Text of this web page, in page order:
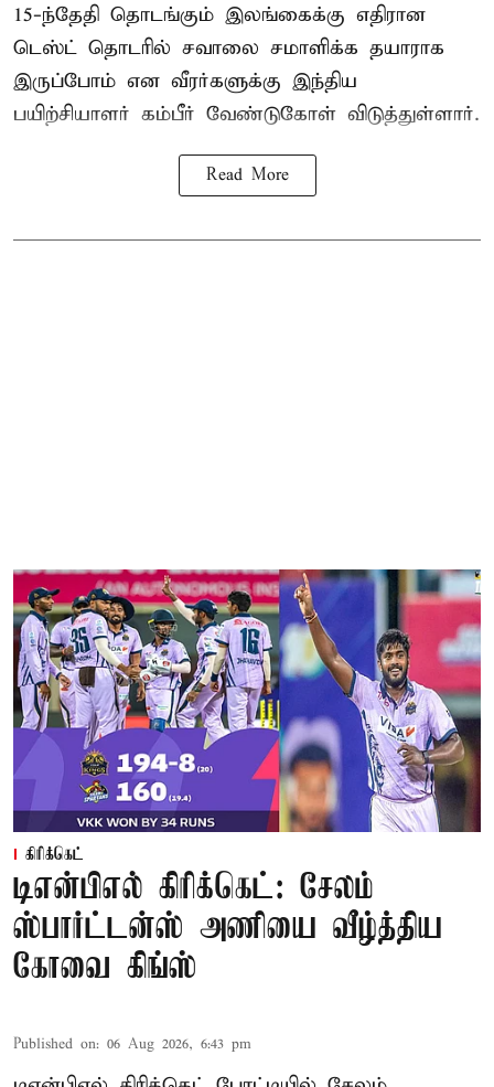
15-ந்தேதி தொடங்கும் இலங்கைக்கு எதிரான
டெஸ்ட் தொடரில் சவாலை சமாளிக்க தயாராக
இருப்போம் என வீரர்களுக்கு இந்திய
பயிற்சியாளர் கம்பீர் வேண்டுகோள் விடுத்துள்ளார்.
Read More
கிரிக்கெட்
டிஎன்பிஎல் கிரிக்கெட்: சேலம்
ஸ்பார்ட்டன்ஸ் அணியை வீழ்த்திய
கோவை கிங்ஸ்
Published on: 06 Aug 2026, 6:43 pm